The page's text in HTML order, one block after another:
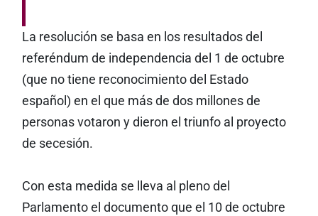
La resolución se basa en los resultados del
referéndum de independencia del 1 de octubre
(que no tiene reconocimiento del Estado
español) en el que más de dos millones de
personas votaron y dieron el triunfo al proyecto
de secesión.
Con esta medida se lleva al pleno del
Parlamento el documento que el 10 de octubre